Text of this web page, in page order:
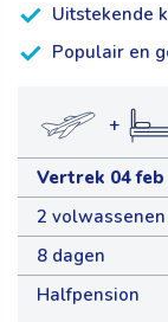
Uitstekende
Populair en
+
Vertrek 04 feb
2 volwassenen
8 dagen
Halfpension